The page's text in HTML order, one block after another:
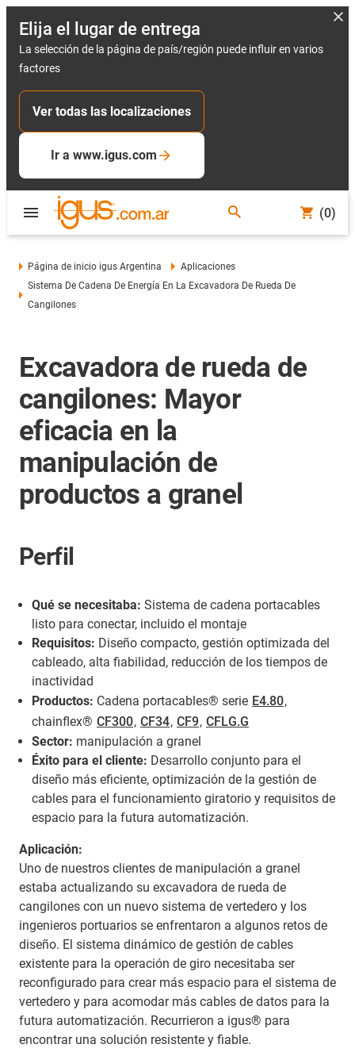
Elija el lugar de entrega
La selección de la página de país/región puede influir en varios
factores
Ver todas las localizaciones
Ir a www.igus.com
(0)
Página de inicio igus Argentina
Aplicaciones
Sistema De Cadena De Energía En La Excavadora De Rueda De
Cangilones
Excavadora de rueda de
cangilones: Mayor
eficacia en la
manipulación de
productos a granel
Perfil
Qué se necesitaba: Sistema de cadena portacables
listo para conectar, incluido el montaje
Requisitos: Diseño compacto, gestión optimizada del
cableado, alta fiabilidad, reducción de los tiempos de
inactividad
Productos: Cadena portacables® serie E4.80,
chainflex® CF300, CF34, CF9, CFLG.G
Sector: manipulación a granel
Éxito para el cliente: Desarrollo conjunto para el
diseño más eficiente, optimización de la gestión de
cables para el funcionamiento giratorio y requisitos de
espacio para la futura automatización.
Aplicación:
Uno de nuestros clientes de manipulación a granel
estaba actualizando su excavadora de rueda de
cangilones con un nuevo sistema de vertedero y los
ingenieros portuarios se enfrentaron a algunos retos de
diseño. El sistema dinámico de gestión de cables
existente para la operación de giro necesitaba ser
reconfigurado para crear más espacio para el sistema de
vertedero y para acomodar más cables de datos para la
futura automatización. Recurrieron a igus® para
encontrar una solución resistente y fiable.